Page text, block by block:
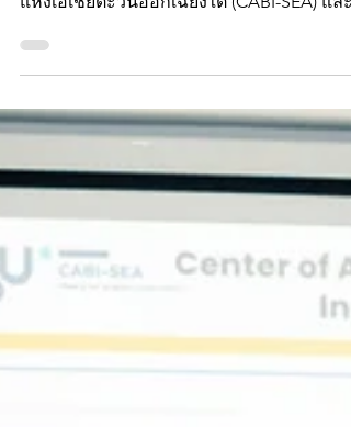
ชัย ผู้อำนวยการศูนย์นวัตกรรมชีววัสดุต้านเชื้
แห่งเอเชียตะวันออกเฉียงใต้ (CABI-SEA) และ